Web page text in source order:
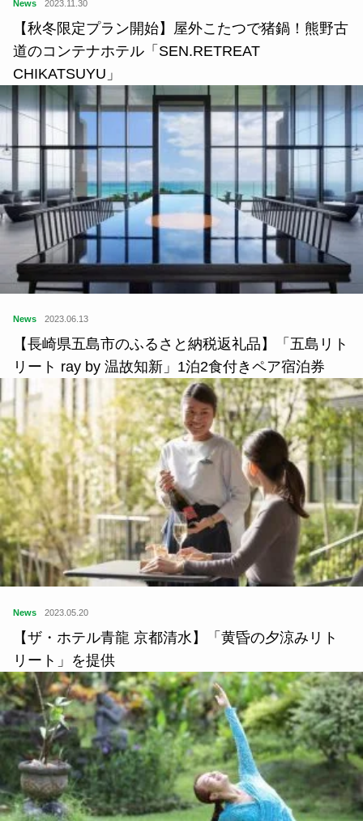
News 2023.11.30
【秋冬限定プラン開始】屋外こたつで猪鍋！熊野古
道のコンテナホテル「SEN.RETREAT
CHIKATSUYU」
News 2023.06.13
【長崎県五島市のふるさと納税返礼品】「五島リト
リート ray by 温故知新」1泊2食付きペア宿泊券
News 2023.05.20
【ザ・ホテル青龍 京都清水】「黄昏の夕涼みリト
リート」を提供